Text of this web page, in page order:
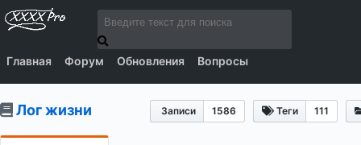
Главная Форум Обновления Вопросы
Записи 1586 Теги 111
Лог жизни